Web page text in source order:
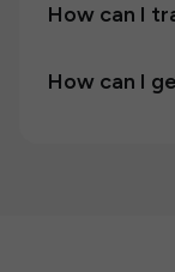
How can I
How can I